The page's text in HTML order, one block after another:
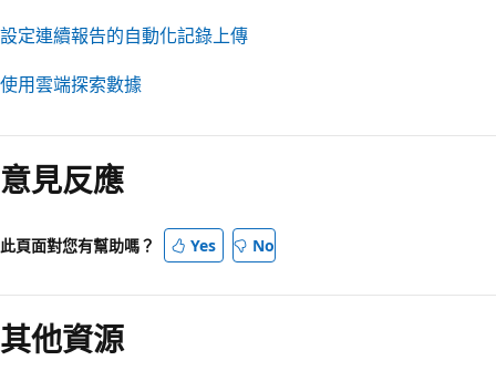
設定連續報告的自動化記錄上傳
使用雲端探索數據
意見反應
此頁面對您有幫助嗎？ Yes No
其他資源